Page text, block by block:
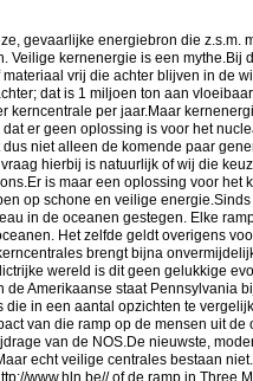
gevaarlijke energiebron die z.s.m.
Veilige kernenergie is een mythe.Bij
vrij die achter blijven in de
dat is 1 miljoen ton aan
kerncentrale per jaar.Maar
er geen oplossing is voor het
niet alleen de komende paar
hierbij is natuurlijk of wij die
is maar een oplossing voor het
op schone en veilige
in de oceanen gestegen. Elke
Het zelfde geldt overigens
brengt bijna
wereld is dit geen gelukkige
de Amerikaanse staat Pennsylvania
die in een aantal opzichten te
van die ramp op de mensen uit
van de NOS.De nieuwste,
echt veilige centrales bestaan